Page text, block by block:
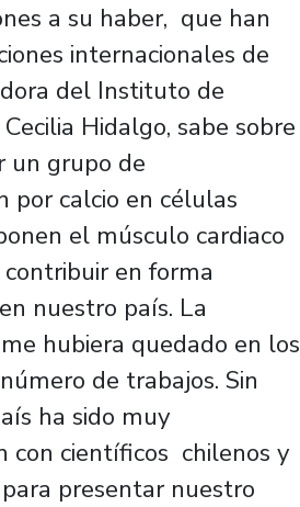
a su haber, que han
internacionales de
del Instituto de
Hidalgo, sabe sobre
un grupo de
por calcio en células
el músculo cardiaco
en forma
nuestro país. La
hubiera quedado en los
de trabajos. Sin
ha sido muy
con científicos chilenos y
presentar nuestro